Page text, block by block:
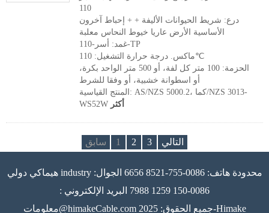
110
درع: شريط الحيوانات الأليفة + + إحباط آخرون
الأساسية الأرض عاريا خيوط النحاس معلبة
غمد: أسر-110-TP
ماكس. درجة حرارة التشغيل: 110℃
الحزمة: 100 متر كل لفة، أو 500 متر الواحد بكرة،
أو اسطوانة خشبية، أو وفقا للشرط
المنتج القياسية: AS/NZS 5000.2، كما/NZS 3013-
WS52W أكثر
سابق 1 2 3 التالي
هيماكي دولي industry محدودة هاتف: 0086-755-8521 6656 الجوال:
0086-150 1259 7988 البريد الإلكتروني :
معلومات@himakeCable.com جميع الحقوق: 2025-Himake